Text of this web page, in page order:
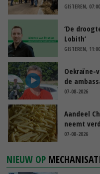
GISTEREN, 07:00
‘De
Lobith’
GISTEREN, 11:00
Oekraïne-
de
07-08-2026
Aandeel
neemt
07-08-2026
NIEUW OP